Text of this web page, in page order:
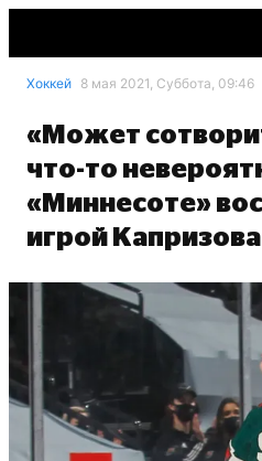
Хоккей 8 мая 2021, Суббота, 09:46
«Может
что-то
«Миннесоте»
игрой Капризова